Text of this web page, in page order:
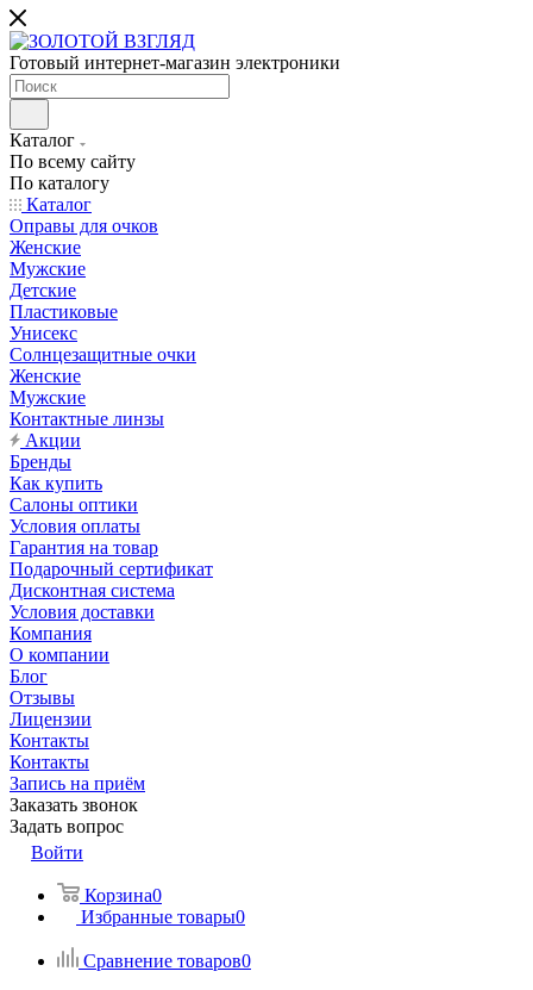
Готовый интернет-магазин электроники
Каталог
По всему сайту
По каталогу
Каталог
Оправы для очков
Женские
Мужские
Детские
Пластиковые
Унисекс
Солнцезащитные очки
Женские
Мужские
Контактные линзы
Акции
Бренды
Как купить
Салоны оптики
Условия оплаты
Гарантия на товар
Подарочный сертификат
Дисконтная система
Условия доставки
Компания
О компании
Блог
Отзывы
Лицензии
Контакты
Контакты
Запись на приём
Заказать звонок
Задать вопрос
Войти
Корзина0
Избранные товары0
Сравнение товаров0